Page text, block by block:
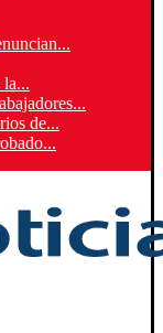
la...
de...